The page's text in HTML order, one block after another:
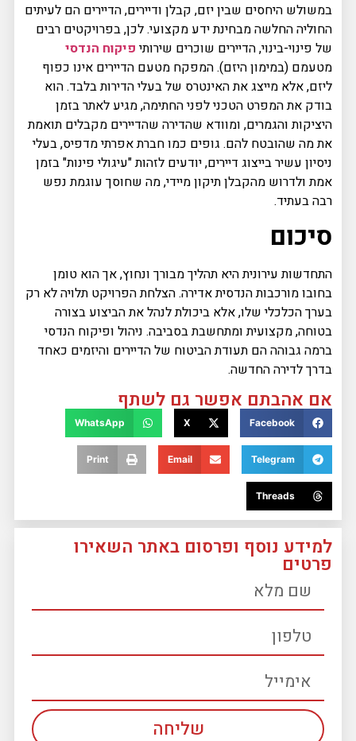
במשולש היחסים שבין יזם, קבלן ודיירים, הדיירים הם לעיתים
החוליה החלשה מבחינת ידע מקצועי. לכן, בפרויקטים רבים
של פינוי-בינוי, הדיירים שוכרים שירותי פיקוח הנדסי
מטעמם (במימון היזם). המפקח מטעם הדיירים אינו כפוף
ליזם, אלא מייצג את האינטרס של בעלי הדירות בלבד. הוא
בודק את המפרט הטכני לפני החתימה, מגיע לאתר בזמן
היציקות והגמרים, ומוודא שהדירה שהדיירים מקבלים תואמת
את מה שהובטח להם. גופים כמו חברת אפרתי מדפיס, בעלי
ניסיון עשיר בייצוג דיירים, יודעים לזהות "עיגולי פינות" בזמן
אמת ולדרוש מהקבלן תיקון מיידי, מה שחוסך עוגמת נפש
רבה בעתיד.
סיכום
התחדשות עירונית היא תהליך מבורך ונחוץ, אך הוא טומן
בחובו מורכבות הנדסית אדירה. הצלחת הפרויקט תלויה לא רק
בערך הכלכלי שלו, אלא ביכולת לנהל את הביצוע בצורה
בטוחה, מקצועית ומתחשבת בסביבה. ניהול ופיקוח הנדסי
ברמה גבוהה הם תעודת הביטוח של הדיירים והיזמים כאחד
בדרך לדירה החדשה.
אם אהבתם אפשר גם לשתף
Facebook
X
WhatsApp
Telegram
Email
Print
Threads
למידע נוסף ופרסום באתר השאירו
פרטים
שליחה